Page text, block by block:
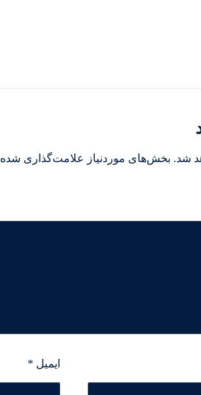
شد. بخش‌های موردنیاز علامت‌گذاری
ایمیل *